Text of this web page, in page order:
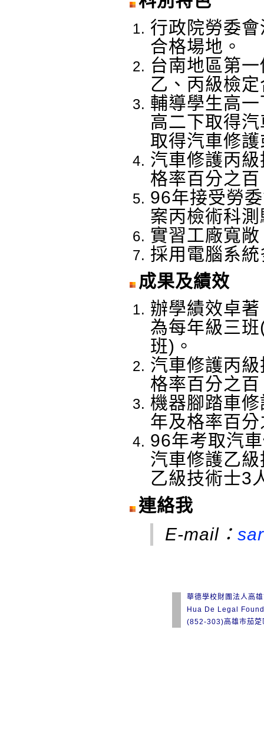
行政院勞委
合格場地。
台南地區第
乙、丙級檢
輔導學生高
高二下取得
取得汽車修
汽車修護丙
格率百分之百
96年接受勞
案丙檢術科
實習工廠寬
採用電腦系
成果及績效
辦學績效卓
為每年級三
班)。
汽車修護丙
格率百分之百
機器腳踏車
年及格率百
96年考取汽
汽車修護乙
乙級技術士3
連絡我
E-mail：
華德學校財團法人高
Hua De Legal
(852-303)高雄市茄